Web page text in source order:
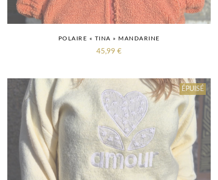
POLAIRE « TINA » MANDARINE
45,99 €
ÉPUISÉ